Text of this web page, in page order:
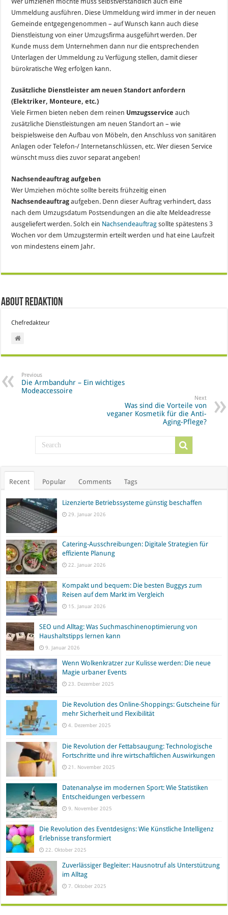
Ummeldung ausführen. Diese Ummeldung wird immer in der neuen
Gemeinde entgegengenommen – auf Wunsch kann auch diese
Dienstleistung von einer Umzugsfirma ausgeführt werden. Der
Kunde muss dem Unternehmen dann nur die entsprechenden
Unterlagen der Ummeldung zu Verfügung stellen, damit dieser
bürokratische Weg erfolgen kann.
Zusätzliche Dienstleister am neuen Standort anfordern
(Elektriker, Monteure, etc.)
Viele Firmen bieten neben dem reinen Umzugsservice auch
zusätzliche Dienstleistungen am neuen Standort an – wie
beispielsweise den Aufbau von Möbeln, den Anschluss von sanitären
Anlagen oder Telefon-/ Internetanschlüssen, etc. Wer diesen Service
wünscht muss dies zuvor separat angeben!
Nachsendeauftrag aufgeben
Wer Umziehen möchte sollte bereits frühzeitig einen
Nachsendeauftrag aufgeben. Denn dieser Auftrag verhindert, dass
nach dem Umzugsdatum Postsendungen an die alte Meldeadresse
ausgeliefert werden. Solch ein Nachsendeauftrag sollte spätestens 3
Wochen vor dem Umzugstermin erteilt werden und hat eine Laufzeit
von mindestens einem Jahr.
About Redaktion
Chefredakteur
Previous
Die Armbanduhr – Ein wichtiges
Modeaccessoire
Next
Was sind die Vorteile von
veganer Kosmetik für die Anti-
Aging-Pflege?
Recent Popular Comments Tags
Lizenzierte Betriebssysteme günstig beschaffen
29. Januar 2026
Catering-Ausschreibungen: Digitale Strategien für
effiziente Planung
22. Januar 2026
Kompakt und bequem: Die besten Buggys zum
Reisen auf dem Markt im Vergleich
15. Januar 2026
SEO und Alltag: Was Suchmaschinenoptimierung von
Haushaltstipps lernen kann
9. Januar 2026
Wenn Wolkenkratzer zur Kulisse werden: Die neue
Magie urbaner Events
23. Dezember 2025
Die Revolution des Online-Shoppings: Gutscheine für
mehr Sicherheit und Flexibilität
4. Dezember 2025
Die Revolution der Fettabsaugung: Technologische
Fortschritte und ihre wirtschaftlichen Auswirkungen
21. November 2025
Datenanalyse im modernen Sport: Wie Statistiken
Entscheidungen verbessern
9. November 2025
Die Revolution des Eventdesigns: Wie Künstliche Intelligenz
Erlebnisse transformiert
22. Oktober 2025
Zuverlässiger Begleiter: Hausnotruf als Unterstützung
im Alltag
7. Oktober 2025